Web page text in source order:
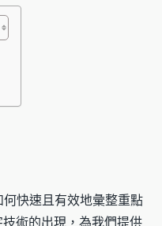
快速且有效地彙整重點
術的出現，為我們提供